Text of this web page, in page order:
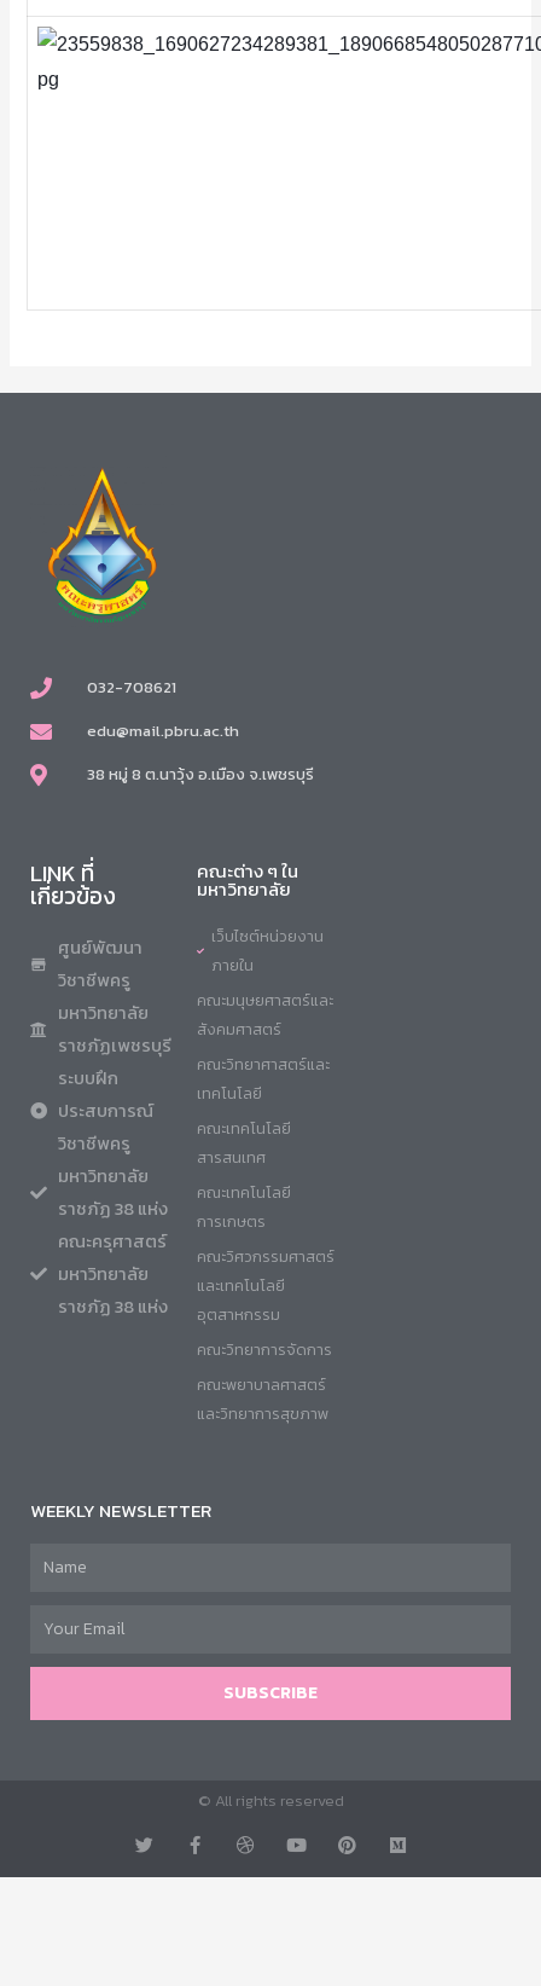
032-708621
edu@mail.pbru.ac.th
38 หมู่ 8 ต.นาวุ้ง อ.เมือง จ.เพชรบุรี
LINK ที่
เกี่ยวข้อง
ศูนย์พัฒนา
วิชาชีพครู
มหาวิทยาลัย
ราชภัฏเพชรบุรี
ระบบฝึก
ประสบการณ์
วิชาชีพครู
มหาวิทยาลัย
ราชภัฏ 38 แห่ง
คณะครุศาสตร์
มหาวิทยาลัย
ราชภัฏ 38 แห่ง
คณะต่าง ๆ ใน
มหาวิทยาลัย
เว็บไซต์หน่วยงาน
ภายใน
คณะมนุษยศาสตร์และ
สังคมศาสตร์
คณะวิทยาศาสตร์และ
เทคโนโลยี
คณะเทคโนโลยี
สารสนเทศ
คณะเทคโนโลยี
การเกษตร
คณะวิศวกรรมศาสตร์
และเทคโนโลยี
อุตสาหกรรม
คณะวิทยาการจัดการ
คณะพยาบาลศาสตร์
และวิทยาการสุขภาพ
WEEKLY NEWSLETTER
SUBSCRIBE
© All rights reserved